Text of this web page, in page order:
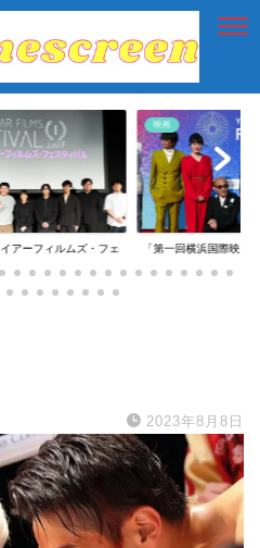
アーフィルムズ・フェ
映画
「第一回横浜国際映画
2023年8月8日